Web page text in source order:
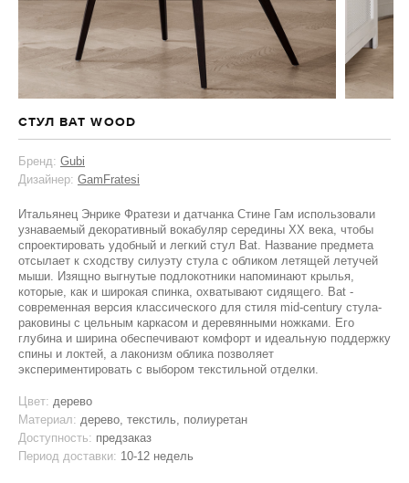
СТУЛ BAT WOOD
Бренд: Gubi
Дизайнер: GamFratesi
Итальянец Энрике Фратези и датчанка Стине Гам использовали
узнаваемый декоративный вокабуляр середины XX века, чтобы
спроектировать удобный и легкий стул Bat. Название предмета
отсылает к сходству силуэту стула с обликом летящей летучей
мыши. Изящно выгнутые подлокотники напоминают крылья,
которые, как и широкая спинка, охватывают сидящего. Bat -
современная версия классического для стиля mid-century стула-
раковины с цельным каркасом и деревянными ножками. Его
глубина и ширина обеспечивают комфорт и идеальную поддержку
спины и локтей, а лаконизм облика позволяет
экспериментировать с выбором текстильной отделки.
Цвет: дерево
Материал: дерево, текстиль, полиуретан
Доступность: предзаказ
Период доставки: 10-12 недель